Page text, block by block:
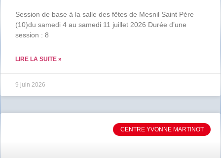
Session de base à la salle des fêtes de Mesnil Saint Père
(10)du samedi 4 au samedi 11 juillet 2026 Durée d’une
session : 8
LIRE LA SUITE »
9 juin 2026
CENTRE YVONNE MARTINOT